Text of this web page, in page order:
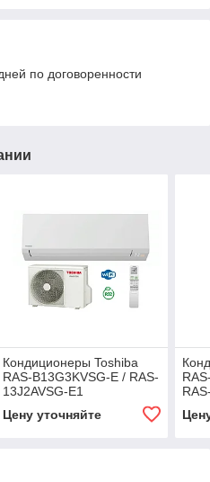
по договоренности
Кондиционеры Toshiba
RAS-B13G3KVSG-E / RAS-
13J2AVSG-E1
Цену уточняйте